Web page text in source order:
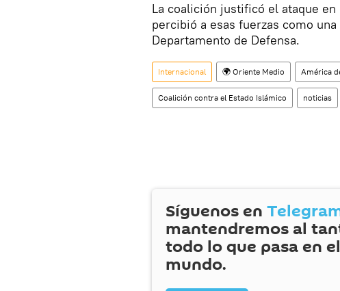
La coalición justificó el ataque
percibió a esas fuerzas como
Departamento de Defensa.
Internacional 🌍 Oriente Medio América
Coalición contra el Estado Islámico noticias
Síguenos en
mantendremos al
todo lo que pasa en el
mundo.